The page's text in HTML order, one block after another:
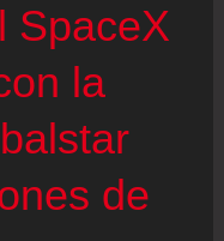
SpaceX
la
de